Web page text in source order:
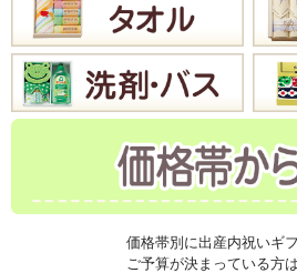
価格帯別に出産内祝いギ
ご予算が決まっている方